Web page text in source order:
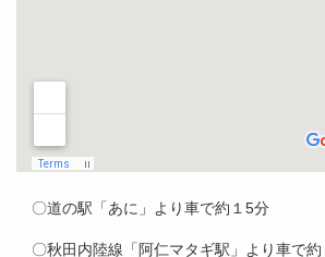
〇道の駅「あに」より車で約１5分
〇秋田内陸線「阿仁マタギ駅」より車で約